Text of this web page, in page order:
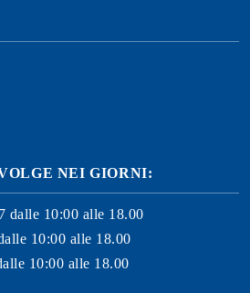
NEI GIORNI:
dalle 10:00 alle 18.00
10:00 alle 18.00
10:00 alle 18.00